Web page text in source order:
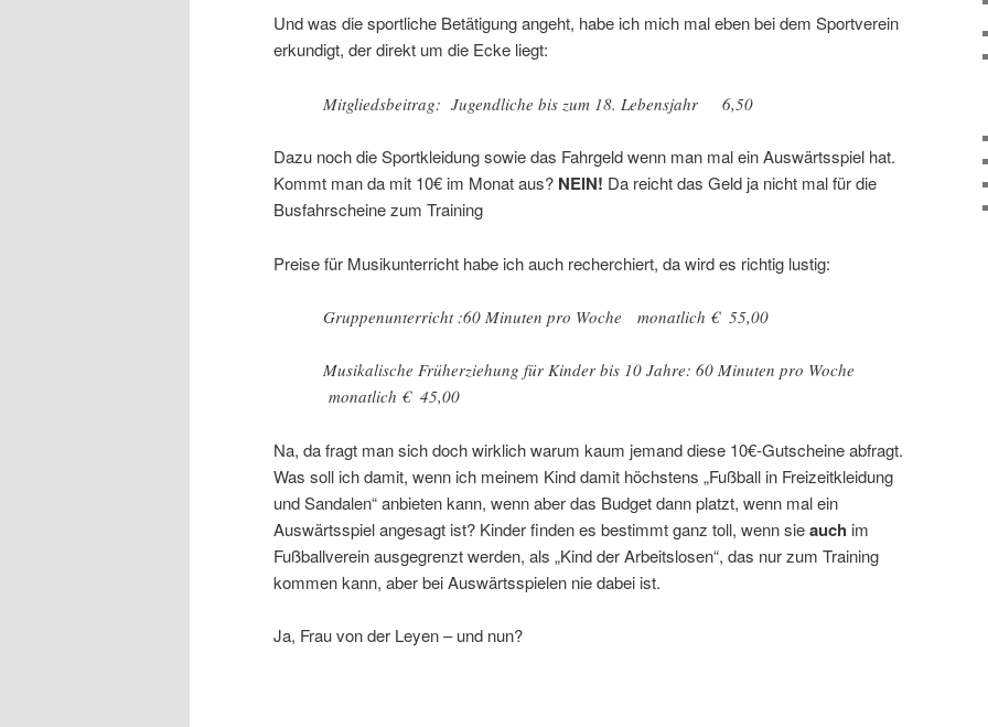
Und was die sportliche Betätigung angeht, habe ich mich mal eben bei dem Sportverein
erkundigt, der direkt um die Ecke liegt:
Mitgliedsbeitrag: Jugendliche bis zum 18. Lebensjahr 6,50
Dazu noch die Sportkleidung sowie das Fahrgeld wenn man mal ein Auswärtsspiel hat.
Kommt man da mit 10€ im Monat aus? NEIN! Da reicht das Geld ja nicht mal für die
Busfahrscheine zum Training
Preise für Musikunterricht habe ich auch recherchiert, da wird es richtig lustig:
Gruppenunterricht :60 Minuten pro Woche monatlich € 55,00
Musikalische Früherziehung für Kinder bis 10 Jahre: 60 Minuten pro Woche
monatlich € 45,00
Na, da fragt man sich doch wirklich warum kaum jemand diese 10€-Gutscheine abfragt.
Was soll ich damit, wenn ich meinem Kind damit höchstens „Fußball in Freizeitkleidung
und Sandalen“ anbieten kann, wenn aber das Budget dann platzt, wenn mal ein
Auswärtsspiel angesagt ist? Kinder finden es bestimmt ganz toll, wenn sieauch im
Fußballverein ausgegrenzt werden, als „Kind der Arbeitslosen“, das nur zum Training
kommen kann, aber bei Auswärtsspielen nie dabei ist.
Ja, Frau von der Leyen – und nun?